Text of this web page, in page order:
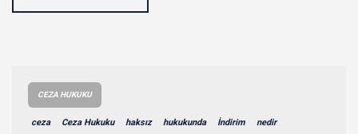
CEZA HUKUKU
ceza Ceza Hukuku haksız hukukunda İndirim nedir